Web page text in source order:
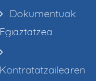
Dokumentuak
Egiaztatzea
Kontratatzailearen